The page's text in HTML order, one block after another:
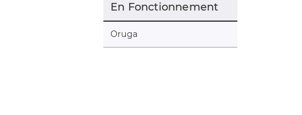
En Fonctionnement
Oruga